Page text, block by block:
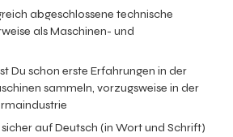
abgeschlossene technische
als Maschinen- und
Du schon erste Erfahrungen in der
sammeln, vorzugsweise in der
auf Deutsch (in Wort und Schrift)